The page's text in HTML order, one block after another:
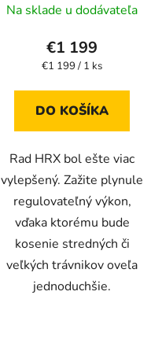
Na sklade u dodávateľa
€1 199
Jednotková
€1 199 / 1 ks
DO KOŠÍKA
Rad HRX bol ešte viac
vylepšený. Zažite plynule
regulovateľný výkon,
vďaka ktorému bude
kosenie stredných či
veľkých trávnikov oveľa
jednoduchšie.